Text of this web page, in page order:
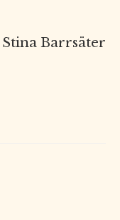
Stina Barrsäter